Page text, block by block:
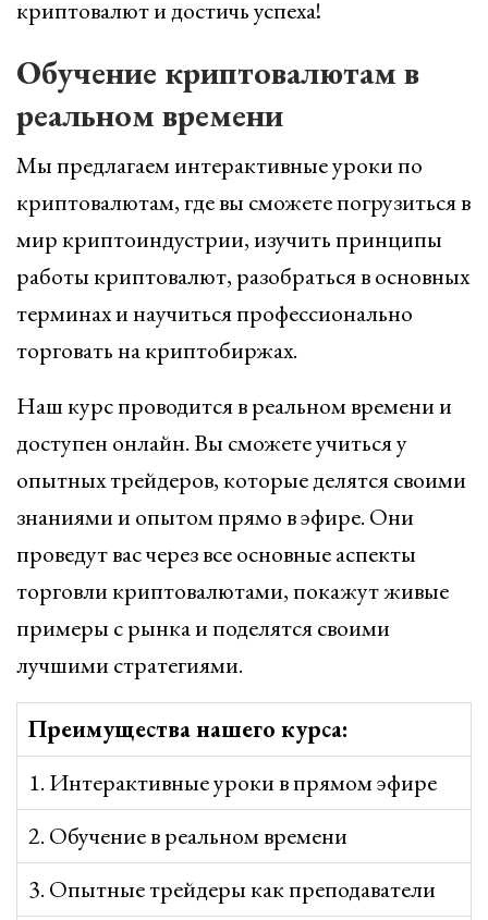
криптовалют и достичь успеха!
Обучение криптовалютам в
реальном времени
Мы предлагаем интерактивные уроки по
криптовалютам, где вы сможете погрузиться в
мир криптоиндустрии, изучить принципы
работы криптовалют, разобраться в основных
терминах и научиться профессионально
торговать на криптобиржах.
Наш курс проводится в реальном времени и
доступен онлайн. Вы сможете учиться у
опытных трейдеров, которые делятся своими
знаниями и опытом прямо в эфире. Они
проведут вас через все основные аспекты
торговли криптовалютами, покажут живые
примеры с рынка и поделятся своими
лучшими стратегиями.
Преимущества нашего курса:
1. Интерактивные уроки в прямом эфире
2. Обучение в реальном времени
3. Опытные трейдеры как преподаватели